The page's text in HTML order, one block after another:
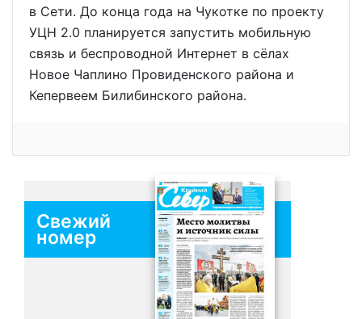
в Сети. До конца года на Чукотке по проекту
УЦН 2.0 планируется запустить мобильную
связь и беспроводной Интернет в сёлах
Новое Чаплино Провиденского района и
Кепервеем Билибинского района.
Свежий
номер